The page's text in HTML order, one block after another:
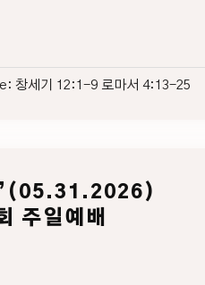
창세기 12:1-9 로마서 4:13-25
”(05.31.2026)
주일예배